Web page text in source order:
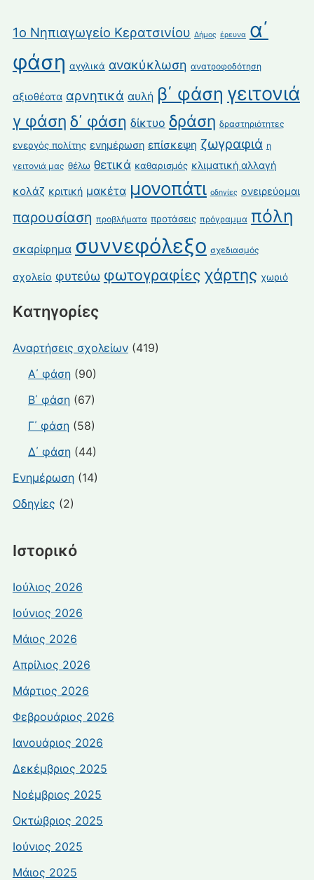
1ο Νηπιαγωγείο Κερατσινίου Δήμος έρευνα α΄
φάση αγγλικά ανακύκλωση ανατροφοδότηση
αξιοθέατα αρνητικά αυλή β΄ φάση γειτονιά
γ φάση δ΄ φάση δίκτυο δράση δραστηριότητες
ενεργός πολίτης ενημέρωση επίσκεψη ζωγραφιά η
γειτονιά μας θέλω θετικά καθαρισμός κλιματική αλλαγή
κολάζ κριτική μακέτα μονοπάτι οδηγίες ονειρεύομαι
παρουσίαση προβλήματα προτάσεις πρόγραμμα πόλη
σκαρίφημα συννεφόλεξο σχεδιασμός
σχολείο φυτεύω φωτογραφίες χάρτης χωριό
Kατηγορίες
Αναρτήσεις σχολείων(419)
Α΄ φάση(90)
Β΄ φάση(67)
Γ΄ φάση(58)
Δ΄ φάση(44)
Ενημέρωση(14)
Οδηγίες (2)
Ιστορικό
Ιούλιος 2026
Ιούνιος 2026
Μάιος 2026
Απρίλιος 2026
Μάρτιος 2026
Φεβρουάριος 2026
Ιανουάριος 2026
Δεκέμβριος 2025
Νοέμβριος 2025
Οκτώβριος 2025
Ιούνιος 2025
Μάιος 2025